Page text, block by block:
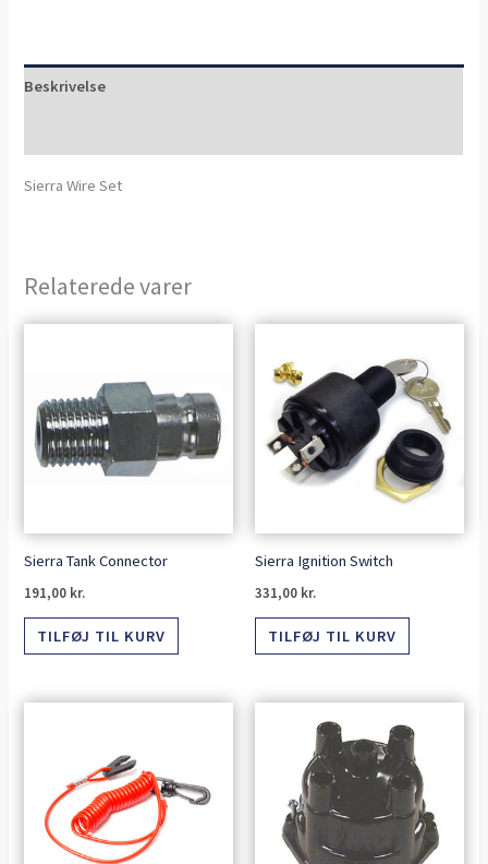
Beskrivelse
Sierra Wire Set
Relaterede varer
Sierra Tank Connector
191,00 kr.
TILFØJ TIL KURV
Sierra Ignition Switch
331,00 kr.
TILFØJ TIL KURV